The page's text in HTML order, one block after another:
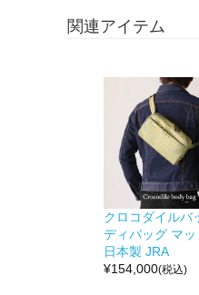
関連アイテム
クロコダイルバ
ディバッグ マ
日本製 JRA
¥154,000(税込)